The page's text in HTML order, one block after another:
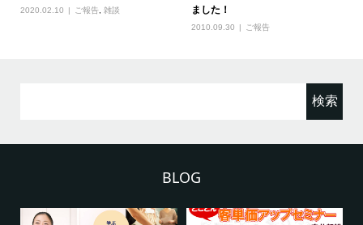
2020.02.10 ご報告, 雑談
ました！
2010.09.30 ご報告
BLOG